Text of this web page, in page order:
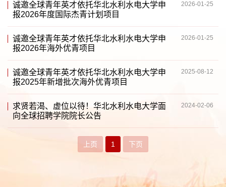
诚邀全球青年英才依托华北水利水电大学申
报2026年度国际杰青计划项目
2026-01-25
诚邀全球青年英才依托华北水利水电大学申
报2026年海外优青项目
2026-01-25
诚邀全球青年英才依托华北水利水电大学申
报2025年新增批次海外优青项目
2025-08-12
求贤若渴、虚位以待！华北水利水电大学面
向全球招聘学院院长公告
2024-02-06
上页 1 下页